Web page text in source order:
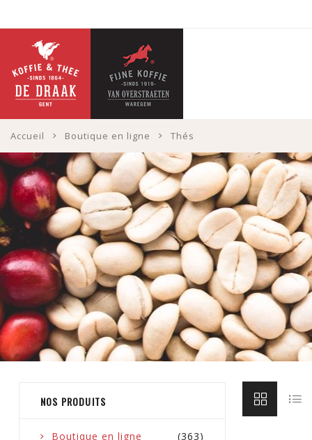
Accueil Boutique en ligne Thés
NOS PRODUITS
(363)
Boutique en ligne